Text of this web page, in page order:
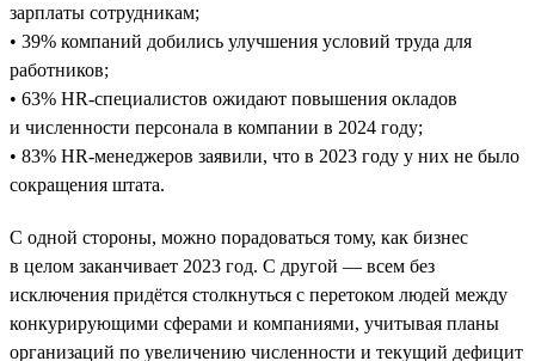
зарплаты сотрудникам;
• 39% компаний добились улучшения условий труда для
работников;
• 63% HR-специалистов ожидают повышения окладов
и численности персонала в компании в 2024 году;
• 83% HR-менеджеров заявили, что в 2023 году у них не было
сокращения штата.
С одной стороны, можно порадоваться тому, как бизнес
в целом заканчивает 2023 год. С другой — всем без
исключения придётся столкнуться с перетоком людей между
конкурирующими сферами и компаниями, учитывая планы
организаций по увеличению численности и текущий дефицит